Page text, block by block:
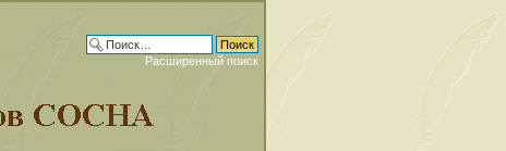
Расширенный поиск